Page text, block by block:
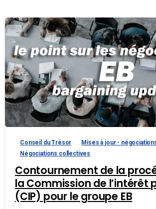
Conseil du Trésor
Mises à jour -
Négociations collectives
Contournement de la
la Commission de l’intérêt
(CIP) pour le groupe EB